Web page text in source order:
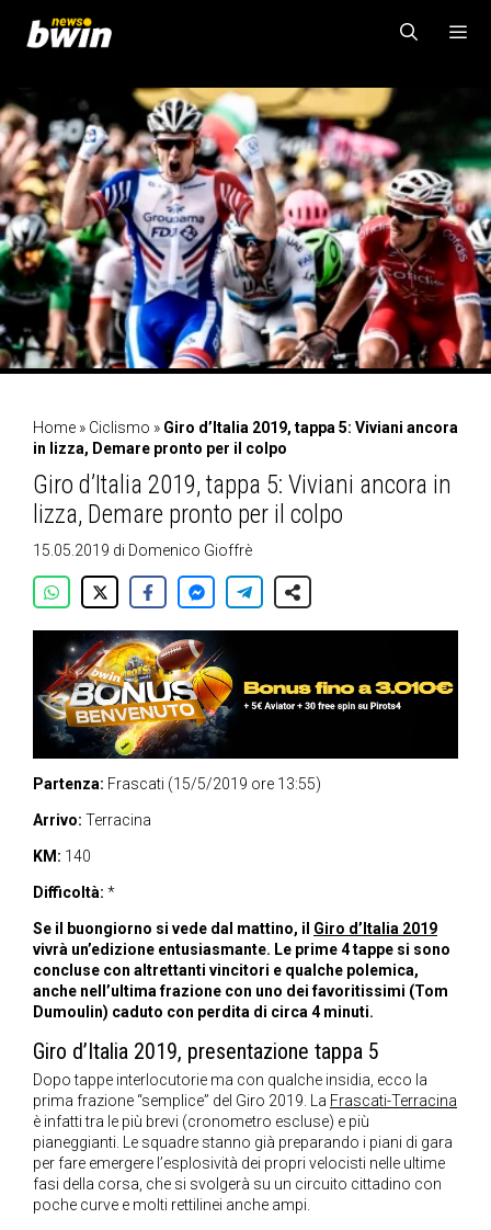
contenuto
Home » Ciclismo » Giro d’Italia 2019, tappa 5: Viviani ancora
in lizza, Demare pronto per il colpo
Giro d’Italia 2019, tappa 5: Viviani ancora in
lizza, Demare pronto per il colpo
15.05.2019 di Domenico Gioffrè
Partenza: Frascati (15/5/2019 ore 13:55)
Arrivo: Terracina
KM: 140
Difficoltà: *
Se il buongiorno si vede dal mattino, il Giro d’Italia 2019
vivrà un’edizione entusiasmante. Le prime 4 tappe si sono
concluse con altrettanti vincitori e qualche polemica,
anche nell’ultima frazione con uno dei favoritissimi (Tom
Dumoulin) caduto con perdita di circa 4 minuti.
Giro d’Italia 2019, presentazione tappa 5
Dopo tappe interlocutorie ma con qualche insidia, ecco la
prima frazione “semplice” del Giro 2019. La Frascati-Terracina
è infatti tra le più brevi (cronometro escluse) e più
pianeggianti. Le squadre stanno già preparando i piani di gara
per fare emergere l’esplosività dei propri velocisti nelle ultime
fasi della corsa, che si svolgerà su un circuito cittadino con
poche curve e molti rettilinei anche ampi.